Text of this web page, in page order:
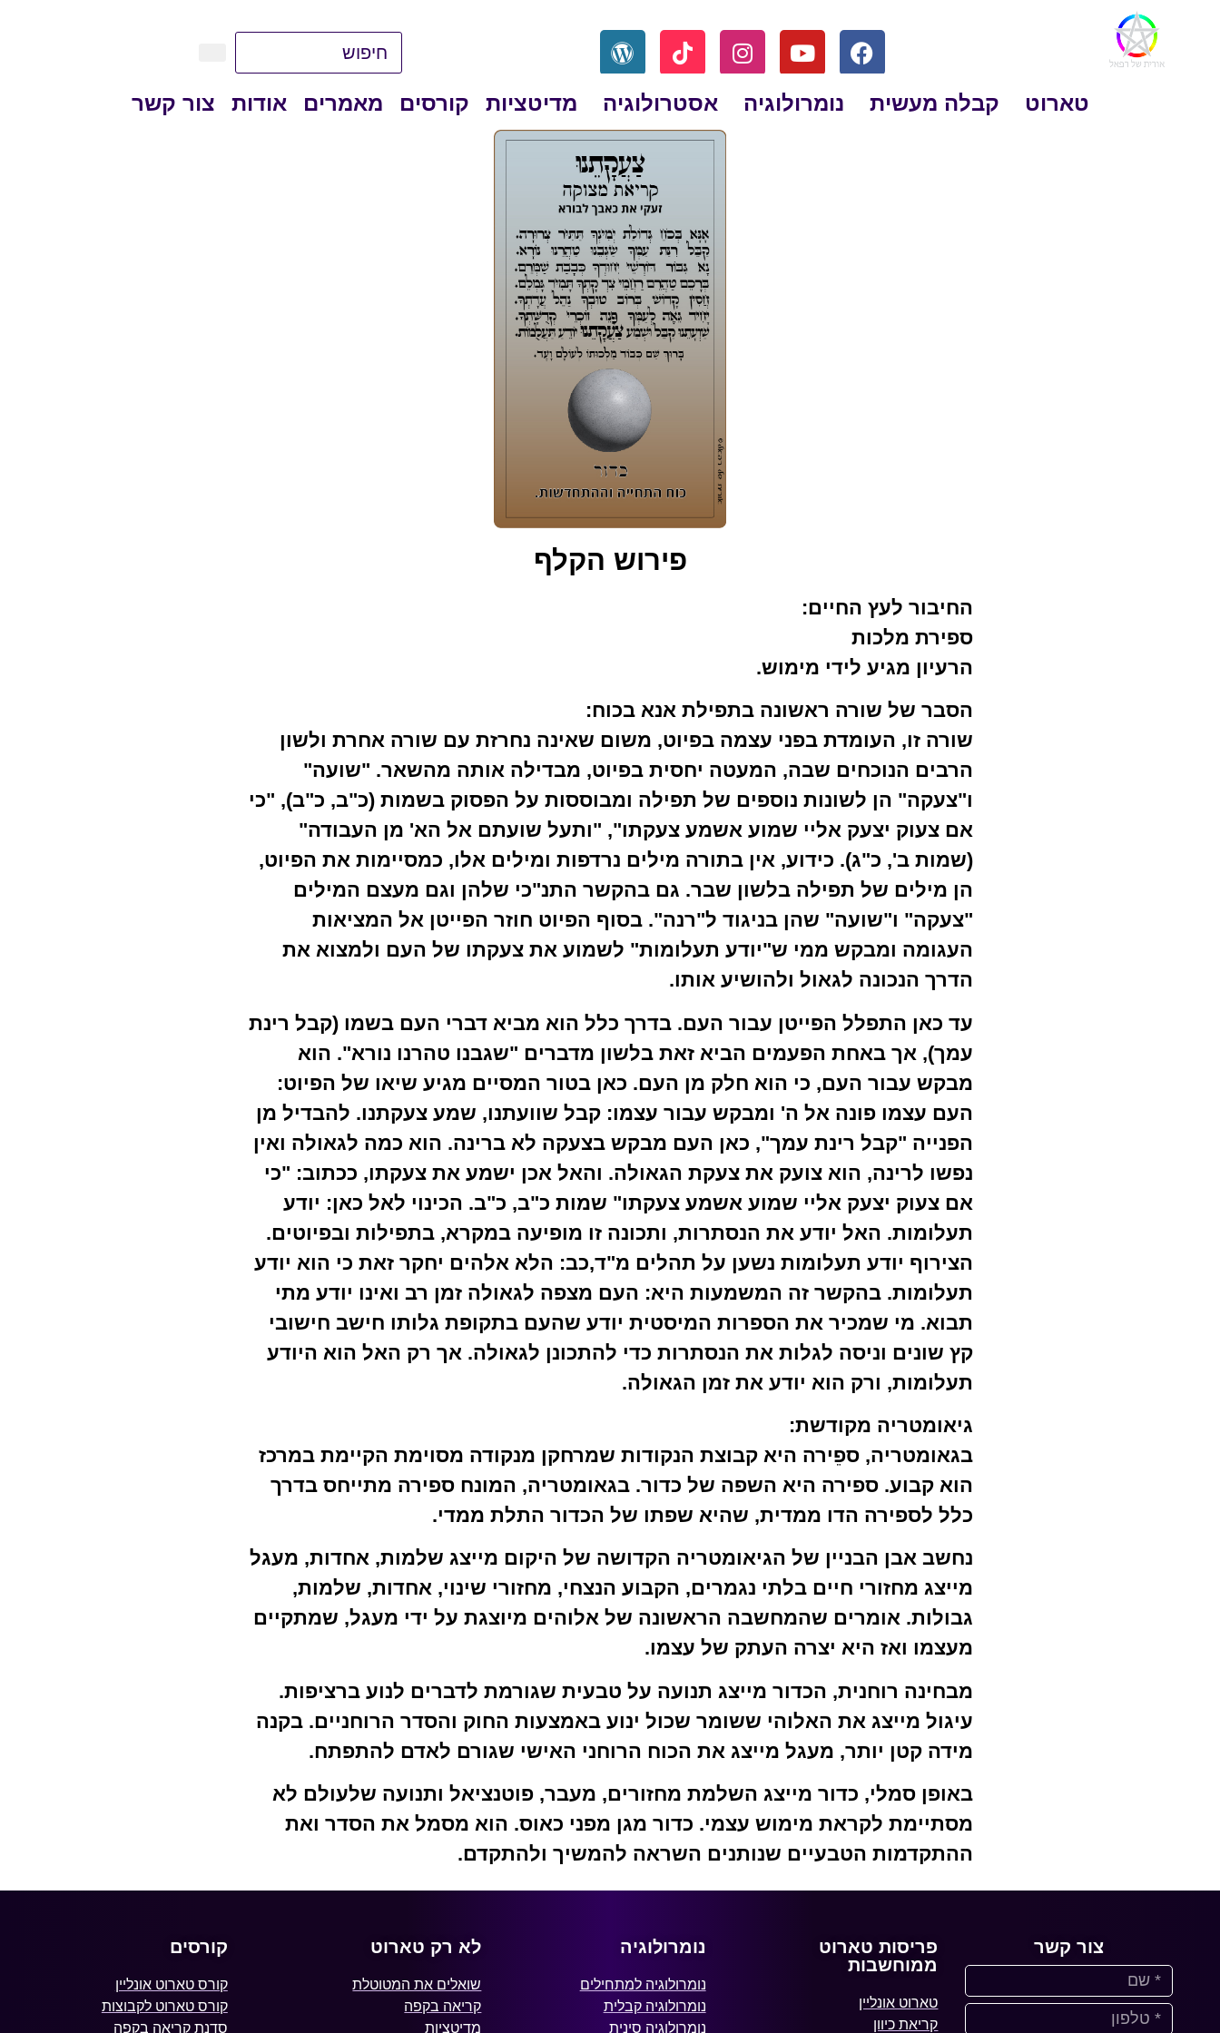
טארוט קבלה מעשית נומרולוגיה אסטרולוגיה מדיטציות קורסים מאמרים אודות צור קשר
צעקתנו
פירוש הקלף
החיבור לעץ החיים:
ספירת מלכות
הרעיון מגיע לידי מימוש.
הסבר של שורה ראשונה בתפילת אנא בכוח:
שורה זו, העומדת בפני עצמה בפיוט, משום שאינה נחרזת עם שורה אחרת ולשון
הרבים הנוכחים שבה, המעטה יחסית בפיוט, מבדילה אותה מהשאר. "שועה"
ו"צעקה" הן לשונות נוספים של תפילה ומבוססות על הפסוק בשמות (כ"ב, כ"ב), "כי
אם צעוק יצעק אליי שמוע אשמע צעקתו", "ותעל שועתם אל הא' מן העבודה"
(שמות ב', כ"ג). כידוע, אין בתורה מילים נרדפות ומילים אלו, כמסיימות את הפיוט,
הן מילים של תפילה בלשון שבר. גם בהקשר התנ"כי שלהן וגם מעצם המילים
"צעקה" ו"שועה" שהן בניגוד ל"רנה". בסוף הפיוט חוזר הפייטן אל המציאות
העגומה ומבקש ממי ש"יודע תעלומות" לשמוע את צעקתו של העם ולמצוא את
הדרך הנכונה לגאול ולהושיע אותו.
עד כאן התפלל הפייטן עבור העם. בדרך כלל הוא מביא דברי העם בשמו (קבל רינת
עמך), אך באחת הפעמים הביא זאת בלשון מדברים "שגבנו טהרנו נורא". הוא
מבקש עבור העם, כי הוא חלק מן העם. כאן בטור המסיים מגיע שיאו של הפיוט:
העם עצמו פונה אל ה' ומבקש עבור עצמו: קבל שוועתנו, שמע צעקתנו. להבדיל מן
הפנייה "קבל רינת עמך", כאן העם מבקש בצעקה לא ברינה. הוא כמה לגאולה ואין
נפשו לרינה, הוא צועק את צעקת הגאולה. והאל אכן ישמע את צעקתו, ככתוב: "כי
אם צעוק יצעק אליי שמוע אשמע צעקתו" שמות כ"ב, כ"ב. הכינוי לאל כאן: יודע
תעלומות. האל יודע את הנסתרות, ותכונה זו מופיעה במקרא, בתפילות ובפיוטים.
הצירוף יודע תעלומות נשען על תהלים מ"ד,כב: הלא אלהים יחקר זאת כי הוא יודע
תעלומות. בהקשר זה המשמעות היא: העם מצפה לגאולה זמן רב ואינו יודע מתי
תבוא. מי שמכיר את הספרות המיסטית יודע שהעם בתקופת גלותו חישב חישובי
קץ שונים וניסה לגלות את הנסתרות כדי להתכונן לגאולה. אך רק האל הוא היודע
תעלומות, ורק הוא יודע את זמן הגאולה.
גיאומטריה מקודשת:
בגאומטריה, ספֵירה היא קבוצת הנקודות שמרחקן מנקודה מסוימת הקיימת במרכז
הוא קבוע. ספירה היא השפה של כדור. בגאומטריה, המונח ספירה מתייחס בדרך
כלל לספירה הדו ממדית, שהיא שפתו של הכדור התלת ממדי.
נחשב אבן הבניין של הגיאומטריה הקדושה של היקום מייצג שלמות, אחדות, מעגל
מייצג מחזורי חיים בלתי נגמרים, הקבוע הנצחי, מחזורי שינוי, אחדות, שלמות,
גבולות. אומרים שהמחשבה הראשונה של אלוהים מיוצגת על ידי מעגל, שמתקיים
מעצמו ואז היא יצרה העתק של עצמו.
מבחינה רוחנית, הכדור מייצג תנועה על טבעית שגורמת לדברים לנוע ברציפות.
עיגול מייצג את האלוהי ששומר שכול ינוע באמצעות החוק והסדר הרוחניים. בקנה
מידה קטן יותר, מעגל מייצג את הכוח הרוחני האישי שגורם לאדם להתפתח.
באופן סמלי, כדור מייצג השלמת מחזורים, מעבר, פוטנציאל ותנועה שלעולם לא
מסתיימת לקראת מימוש עצמי. כדור מגן מפני כאוס. הוא מסמל את הסדר ואת
ההתקדמות הטבעיים שנותנים השראה להמשיך ולהתקדם.
צור קשר
פריסות טארוט
ממוחשבות
טארוט אונליין
קריאת כיוון
נומרולוגיה
נומרולוגיה למתחילים
נומרולוגיה קבלית
נומרולוגיה סינית
לא רק טארוט
שואלים את המטוטלת
קריאה בקפה
מדיטציות
קורסים
קורס טארוט אונליין
קורס טארוט לקבוצות
סדנת קריאה בקפה